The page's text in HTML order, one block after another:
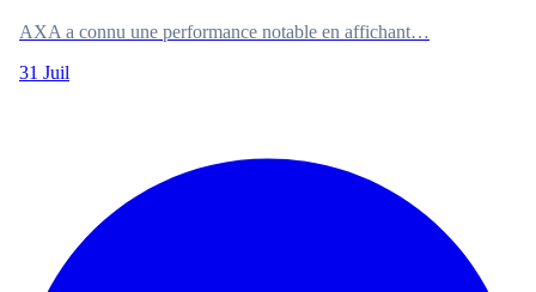
AXA a connu une performance notable en affichant…
31 Juil